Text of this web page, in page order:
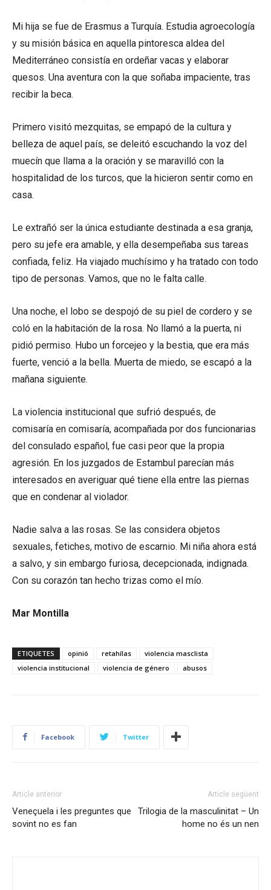
Mi hija se fue de Erasmus a Turquía. Estudia agroecología
y su misión básica en aquella pintoresca aldea del
Mediterráneo consistía en ordeñar vacas y elaborar
quesos. Una aventura con la que soñaba impaciente, tras
recibir la beca.
Primero visitó mezquitas, se empapó de la cultura y
belleza de aquel país, se deleitó escuchando la voz del
muecín que llama a la oración y se maravilló con la
hospitalidad de los turcos, que la hicieron sentir como en
casa.
Le extrañó ser la única estudiante destinada a esa granja,
pero su jefe era amable, y ella desempeñaba sus tareas
confiada, feliz. Ha viajado muchísimo y ha tratado con todo
tipo de personas. Vamos, que no le falta calle.
Una noche, el lobo se despojó de su piel de cordero y se
coló en la habitación de la rosa. No llamó a la puerta, ni
pidió permiso. Hubo un forcejeo y la bestia, que era más
fuerte, venció a la bella. Muerta de miedo, se escapó a la
mañana siguiente.
La violencia institucional que sufrió después, de
comisaría en comisaría, acompañada por dos funcionarias
del consulado español, fue casi peor que la propia
agresión. En los juzgados de Estambul parecían más
interesados en averiguar qué tiene ella entre las piernas
que en condenar al violador.
Nadie salva a las rosas. Se las considera objetos
sexuales, fetiches, motivo de escarnio. Mi niña ahora está
a salvo, y sin embargo furiosa, decepcionada, indignada.
Con su corazón tan hecho trizas como el mío.
Mar Montilla
ETIQUETES opinió retahílas
violencia masclista
violencia institucional
violencia de género abusos
Facebook Twitter
Article anterior
Veneçuela i les preguntes que
sovint no es fan
Article següent
Trilogia de la masculinitat – Un
home no és un nen